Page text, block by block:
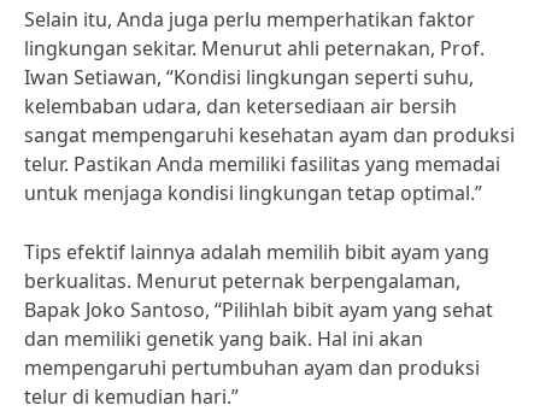
Selain itu, Anda juga perlu memperhatikan faktor
lingkungan sekitar. Menurut ahli peternakan, Prof.
Iwan Setiawan, “Kondisi lingkungan seperti suhu,
kelembaban udara, dan ketersediaan air bersih
sangat mempengaruhi kesehatan ayam dan produksi
telur. Pastikan Anda memiliki fasilitas yang memadai
untuk menjaga kondisi lingkungan tetap optimal.”
Tips efektif lainnya adalah memilih bibit ayam yang
berkualitas. Menurut peternak berpengalaman,
Bapak Joko Santoso, “Pilihlah bibit ayam yang sehat
dan memiliki genetik yang baik. Hal ini akan
mempengaruhi pertumbuhan ayam dan produksi
telur di kemudian hari.”